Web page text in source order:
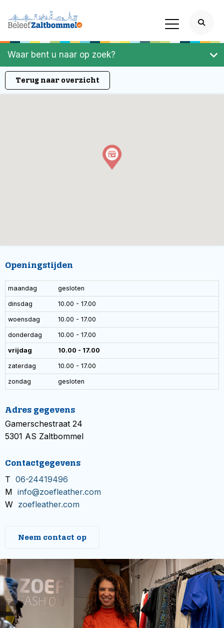
Waar bent u naar op zoek?
Terug naar overzicht
Openingstijden
maandag gesloten
dinsdag 10.00 - 17.00
woensdag 10.00 - 17.00
donderdag 10.00 - 17.00
vrijdag 10.00 - 17.00
zaterdag 10.00 - 17.00
zondag gesloten
Adres gegevens
Gamerschestraat 24
5301 AS Zaltbommel
Contactgegevens
T 06-24419496
M info@zoefleather.com
W zoefleather.com
Neem contact op